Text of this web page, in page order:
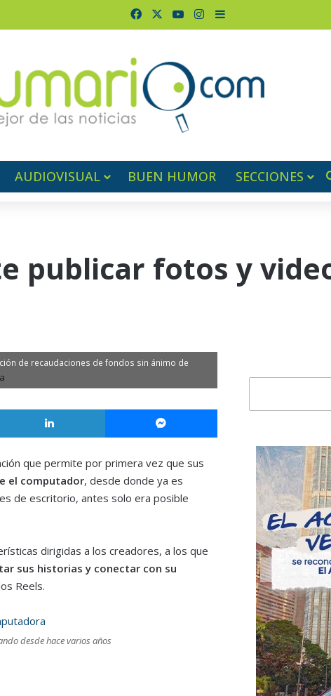
FacebookYouTubeInstagram
Barra lateral
AUDIOVISUAL BUEN HUMOR SECCIONES
publicar fotos y
de recaudaciones de fondos sin ánimo de
LinkedIn Messenger
que permite por primera vez que sus
el computador, desde donde ya es
de escritorio, antes solo era posible
dirigidas a los creadores, a los que
sus historias y conectar con su
Reels.
desde hace varios años